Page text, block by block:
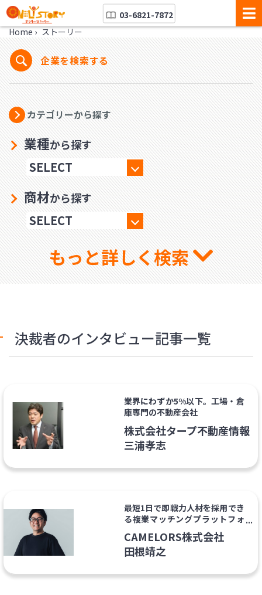
03-6821-7872
Home › ストーリー
企業を検索する
カテゴリーから探す
業種から探す
商材から探す
もっと詳しく検索
決裁者のインタビュー記事一覧
業界にわずか5%以下。工場・倉
庫専門の不動産会社
株式会社タープ不動産情報
三浦孝志
最短1日で即戦力人材を採用でき
る複業マッチングプラットフォ
CAMELORS株式会社​
​田根靖之